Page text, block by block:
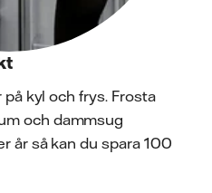
kyl och frys. Frosta
och dammsug
år så kan du spara 100